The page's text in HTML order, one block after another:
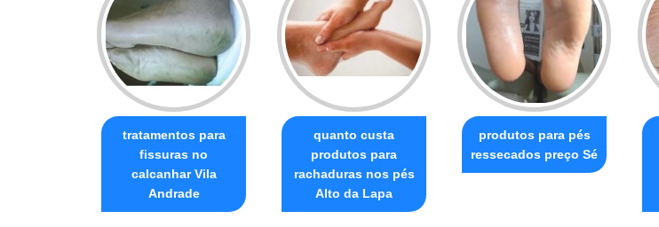
tratamentos para
fissuras no
calcanhar Vila
Andrade
quanto custa
produtos para
rachaduras nos pés
Alto da Lapa
produtos para pés
ressecados preço Sé